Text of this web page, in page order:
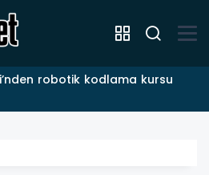
robotik kodlama kursu